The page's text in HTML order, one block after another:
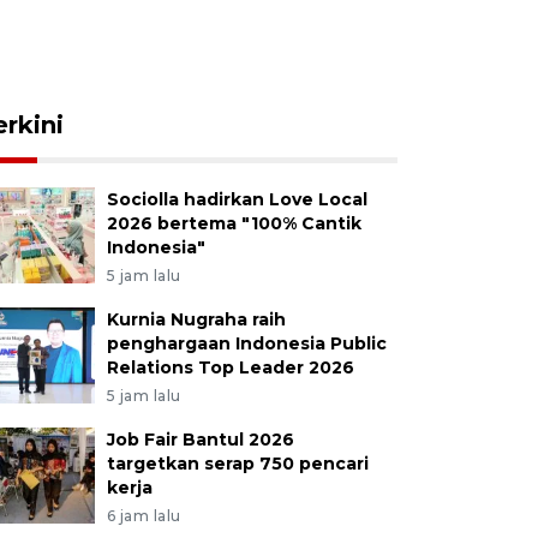
Sociolla hadirkan Love Local
2026 bertema "100% Cantik
Indonesia"
5 jam lalu
Kurnia Nugraha raih
penghargaan Indonesia Public
Relations Top Leader 2026
5 jam lalu
Job Fair Bantul 2026
targetkan serap 750 pencari
kerja
6 jam lalu